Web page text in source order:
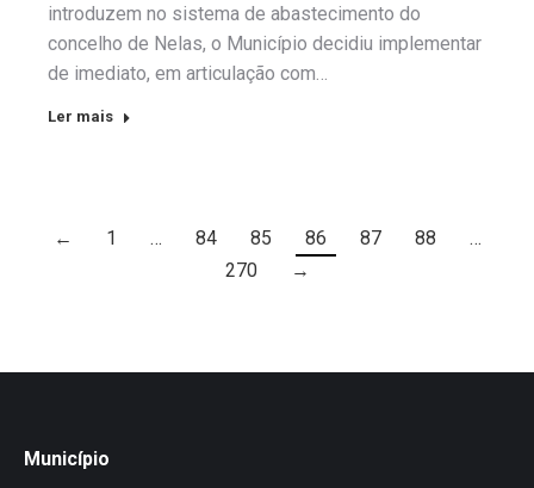
introduzem no sistema de abastecimento do
concelho de Nelas, o Município decidiu implementar
de imediato, em articulação com…
Ler mais
← 1 … 84 85 86 87 88
…
270
→
Município